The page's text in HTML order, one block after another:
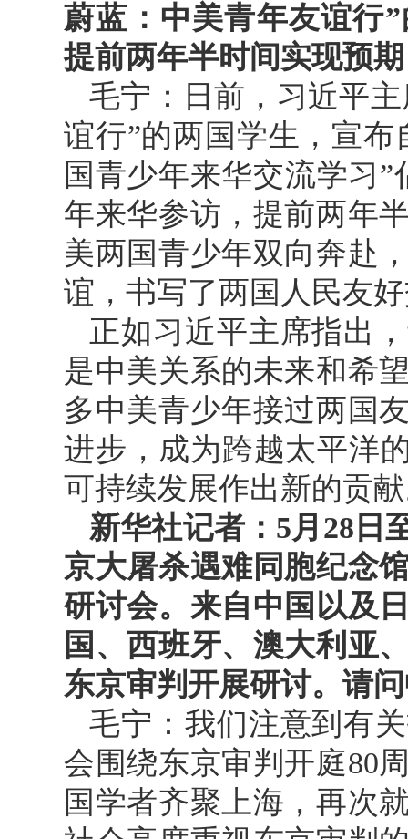
蔚蓝：中美青年友谊行
提前两年半时间实现预
毛宁：日前，习近平
谊行”的两国学生，宣布
国青少年来华交流学习
年来华参访，提前两年
美两国青少年双向奔赴
谊，书写了两国人民友
正如习近平主席指出
是中美关系的未来和希
多中美青少年接过两国
进步，成为跨越太平洋
可持续发展作出新的贡
新华社记者：5月28日
京大屠杀遇难同胞纪念
研讨会。来自中国以及
国、西班牙、澳大利亚
东京审判开展研讨。请
毛宁：我们注意到有
会围绕东京审判开庭80
国学者齐聚上海，再次